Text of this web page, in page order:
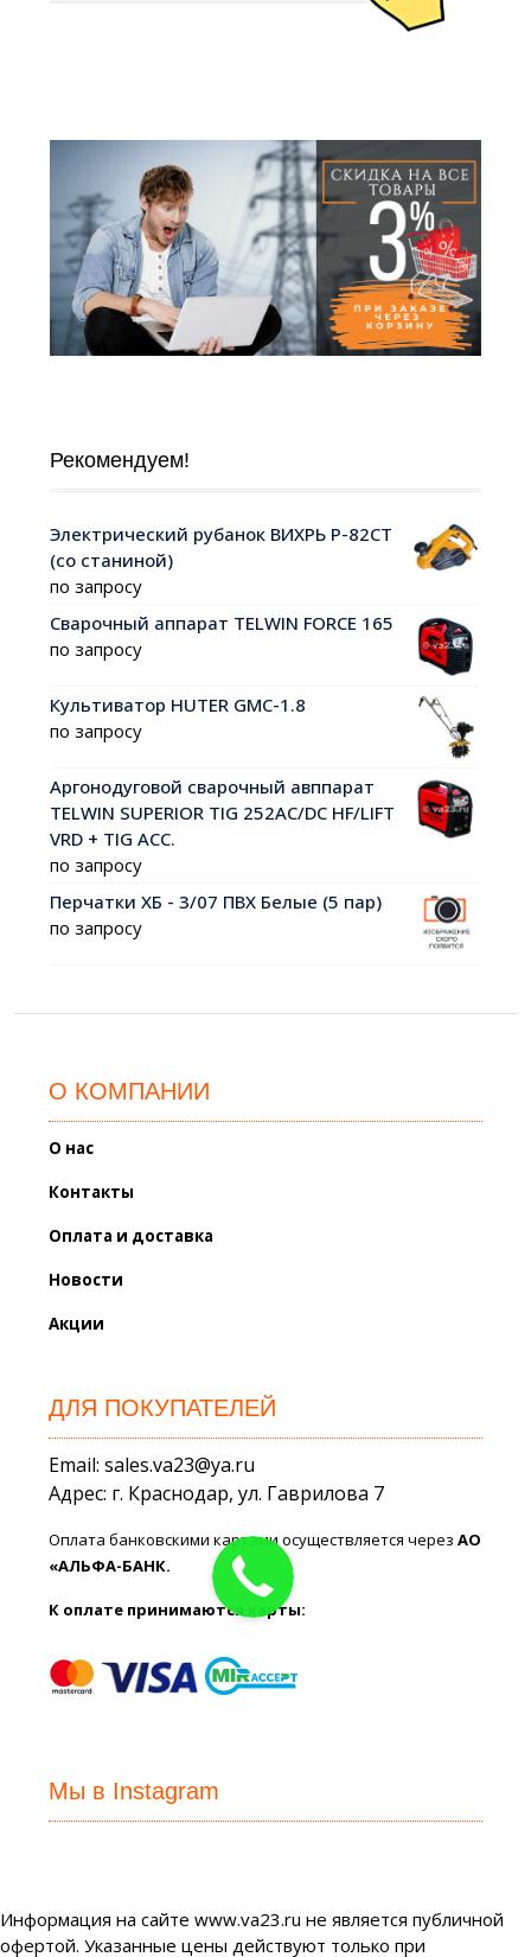
Рекомендуем!
Электрический рубанок ВИХРЬ Р-82СТ
(со станиной)
по запросу
Сварочный аппарат TELWIN FORCE 165
по запросу
Культиватор HUTER GMC-1.8
по запросу
Аргонодуговой сварочный авппарат
TELWIN SUPERIOR TIG 252AC/DC HF/LIFT
VRD + TIG ACC.
по запросу
Перчатки ХБ - 3/07 ПВХ Белые (5 пар)
по запросу
О КОМПАНИИ
О нас
Контакты
Оплата и доставка
Новости
Акции
ДЛЯ ПОКУПАТЕЛЕЙ
Email: sales.va23@ya.ru
Адрес: г. Краснодар, ул. Гаврилова 7
Оплата банковскими картами осуществляется черезАО
«АЛЬФА-БАНК.
К оплате принимаются карты:
Мы в Instagram
Информация на сайте www.va23.ru не является публичной
офертой. Указанные цены действуют только при